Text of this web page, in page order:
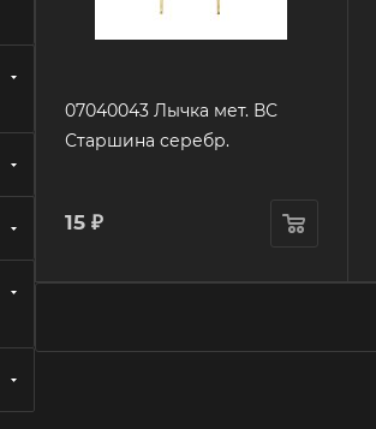
07040043 Лычка мет. ВС
Старшина серебр.
15 ₽